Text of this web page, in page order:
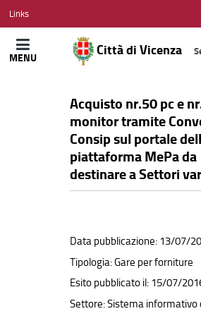
CITTÀ
DI
VICENZA
Links
Città di Vicenza
MENU
Acquisto nr.50 pc e
monitor tramite
Consip sul portale
piattaforma MePa da
destinare a Settori
Data pubblicazione: 13/07/
Tipologia: Gare per forniture
Esito pubblicato il: 15/07/
Settore: Sistema informativo